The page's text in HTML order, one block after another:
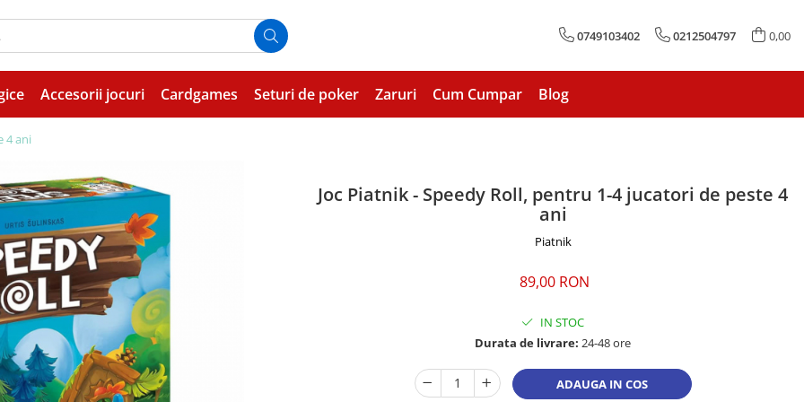
0749103402 0212504797 0,00
Accesorii jocuri Cardgames Seturi de poker Zaruri Cum Cumpar Blog
4 ani
Joc Piatnik - Speedy Roll, pentru 1-4 jucatori de peste 4
ani
Piatnik
89,00 RON
IN STOC
Durata de livrare: 24-48 ore
ADAUGA IN COS